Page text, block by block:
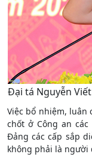
Đại tá Nguyễn
Việc bổ nhiệm, luân
chốt ở Công an
Đảng các cấp sắp
không phải là